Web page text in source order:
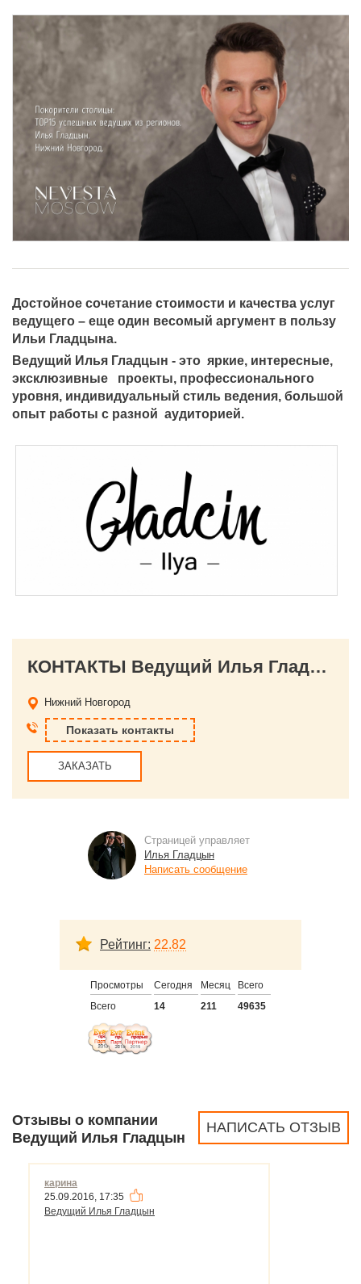
Достойное сочетание стоимости и качества услуг
ведущего – еще один весомый аргумент в пользу
Ильи Гладцына.
Ведущий Илья Гладцын - это яркие, интересные,
эксклюзивные проекты, профессионального
уровня, индивидуальный стиль ведения, большой
опыт работы с разной аудиторией.
КОНТАКТЫ Ведущий Илья Гладцын
Нижний Новгород
Показать контакты
ЗАКАЗАТЬ
Страницей управляет
Илья Гладцын
Написать сообщение
Рейтинг: 22.82
Просмотры Сегодня Месяц
Всего
Всего
14 211 49635
НАПИСАТЬ ОТЗЫВ
Отзывы о компании
Ведущий Илья Гладцын
карина
25.09.2016, 17:35
Ведущий Илья Гладцын